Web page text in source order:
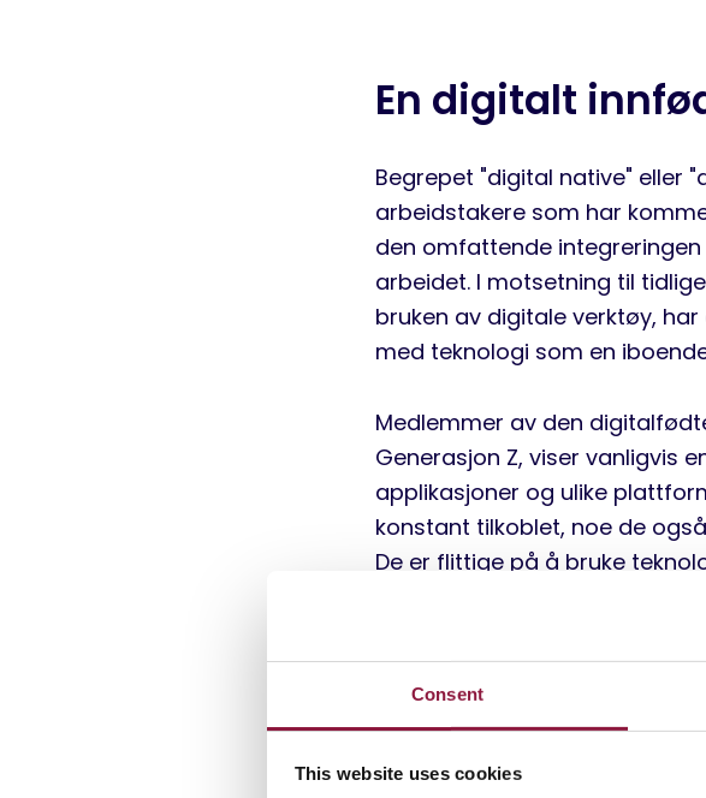
Consent
This website uses cookies
En digitalt
Begrepet "digital native" eller
arbeidstakere som har
den omfattende
arbeidet. I motsetning til
bruken av digitale verktøy,
med teknologi som en
Medlemmer av den
Generasjon Z, viser vanligvis
applikasjoner og ulike
konstant tilkoblet, noe de
De er flittige på å bruke
problemløsning etter å ha
søker nye løsninger og
digitale ressurser.
Les mer:Slik kan bedrifter